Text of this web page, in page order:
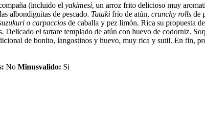
(incluido el yakimesi, un arroz frito delicioso muy
albondiguitas de pescado. Tataki frío de atún, crunchy rolls de
o carpaccios de caballa y pez limón. Rica su propuesta
Delicado el tartare templado de atún con huevo de codorniz.
de bonito, langostinos y huevo, muy rica y sutil. En fin,
No Minusvalido: Si